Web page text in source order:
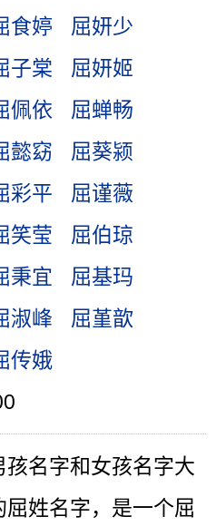
食婷
屈妍少
子棠
屈妍姬
佩依
屈蝉畅
懿窈
屈葵颍
彩平
屈谨薇
笑莹
屈伯琼
秉宜
屈基玛
淑峰
屈堇歆
传娥
名字和女孩名字大
姓名字，是一个屈